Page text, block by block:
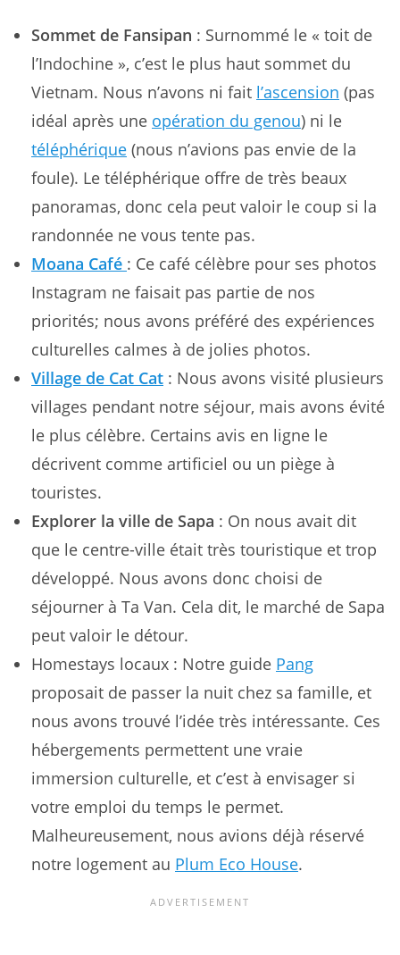
Sommet de Fansipan : Surnommé le « toit de
l’Indochine », c’est le plus haut sommet du
Vietnam. Nous n’avons ni fait l’ascension (pas
idéal après une opération du genou) ni le
téléphérique (nous n’avions pas envie de la
foule). Le téléphérique offre de très beaux
panoramas, donc cela peut valoir le coup si la
randonnée ne vous tente pas.
Moana Café : Ce café célèbre pour ses photos
Instagram ne faisait pas partie de nos
priorités; nous avons préféré des expériences
culturelles calmes à de jolies photos.
Village de Cat Cat : Nous avons visité plusieurs
villages pendant notre séjour, mais avons évité
le plus célèbre. Certains avis en ligne le
décrivent comme artificiel ou un piège à
touristes.
Explorer la ville de Sapa : On nous avait dit
que le centre-ville était très touristique et trop
développé. Nous avons donc choisi de
séjourner à Ta Van. Cela dit, le marché de Sapa
peut valoir le détour.
Homestays locaux : Notre guide Pang
proposait de passer la nuit chez sa famille, et
nous avons trouvé l’idée très intéressante. Ces
hébergements permettent une vraie
immersion culturelle, et c’est à envisager si
votre emploi du temps le permet.
Malheureusement, nous avions déjà réservé
notre logement au Plum Eco House.